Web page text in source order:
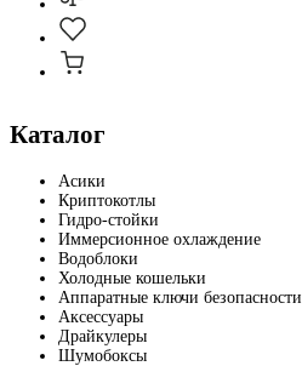
Каталог
Асики
Криптокотлы
Гидро-стойки
Иммерсионное охлаждение
Водоблоки
Холодные кошельки
Аппаратные ключи безопасности
Аксессуары
Драйкулеры
Шумобоксы